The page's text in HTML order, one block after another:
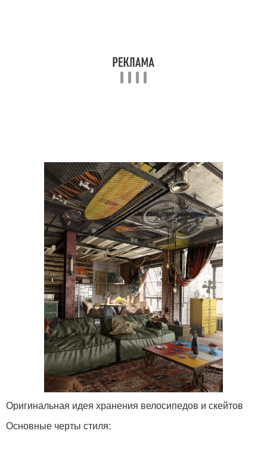
Оригинальная идея хранения велосипедов и скейтов
Основные черты стиля: